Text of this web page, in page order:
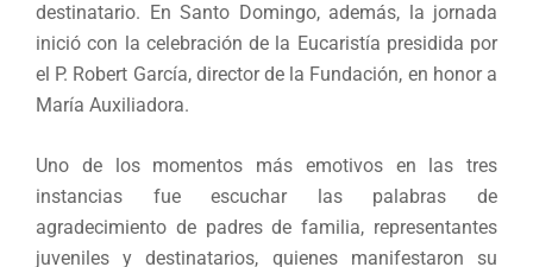
destinatario. En Santo Domingo, además, la jornada
inició con la celebración de la Eucaristía presidida por
el P. Robert García, director de la Fundación, en honor a
María Auxiliadora.
Uno de los momentos más emotivos en las tres
instancias fue escuchar las palabras de
agradecimiento de padres de familia, representantes
juveniles y destinatarios, quienes manifestaron su